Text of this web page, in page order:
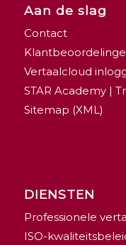
Aan de slag
Contact
Vertaalcloud
STAR Academy |
Sitemap (XML)
DIENSTEN
Professionele
ISO-